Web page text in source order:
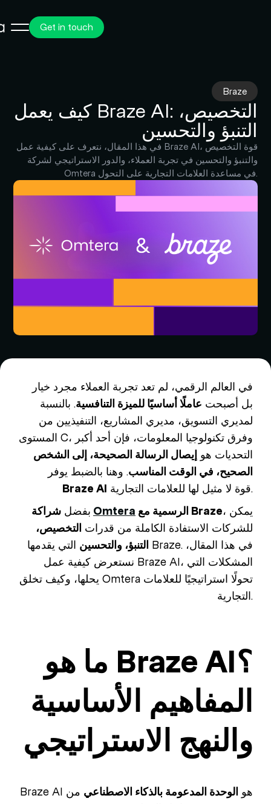
Get in touch
Braze
كيف يعمل Braze AI: التخصيص،
التنبؤ والتحسين
في هذا المقال، نتعرف على كيفية عمل Braze AI، قوة التخصيص
والتنبؤ والتحسين في تجربة العملاء، والدور الاستراتيجي لشركة
Omtera في مساعدة العلامات التجارية على التحول.
في العالم الرقمي، لم تعد تجربة العملاء مجرد خيار
بل أصبحت عاملًا أساسيًا للميزة التنافسية. بالنسبة
لمديري التسويق، مديري المشاريع، التنفيذيين من
المستوى C، وفرق تكنولوجيا المعلومات، فإن أحد أكبر
التحديات هو إيصال الرسالة الصحيحة، إلى الشخص
الصحيح، في الوقت المناسب. وهنا بالضبط يوفر
Braze AI
قوة لا مثيل لها للعلامات التجارية.
بفضل Omtera الرسمية مع Braze، يمكن
للشركات الاستفادة الكاملة من قدرات التخصيص،
التنبؤ، والتحسين التي يقدمها Braze. في هذا المقال،
نستعرض كيفية عمل Braze AI، المشكلات التي
يحلها، وكيف تخلق Omtera تحولًا استراتيجيًا للعلامات
التجارية.
ما هو Braze AI؟
المفاهيم الأساسية
والنهج الاستراتيجي
Braze AI هو الوحدة المدعومة بالذكاء الاصطناعي من